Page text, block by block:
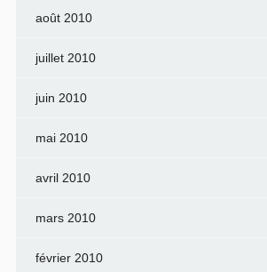
août 2010
juillet 2010
juin 2010
mai 2010
avril 2010
mars 2010
février 2010